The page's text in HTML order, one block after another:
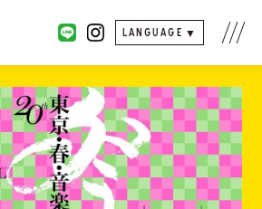
LANGUAGE